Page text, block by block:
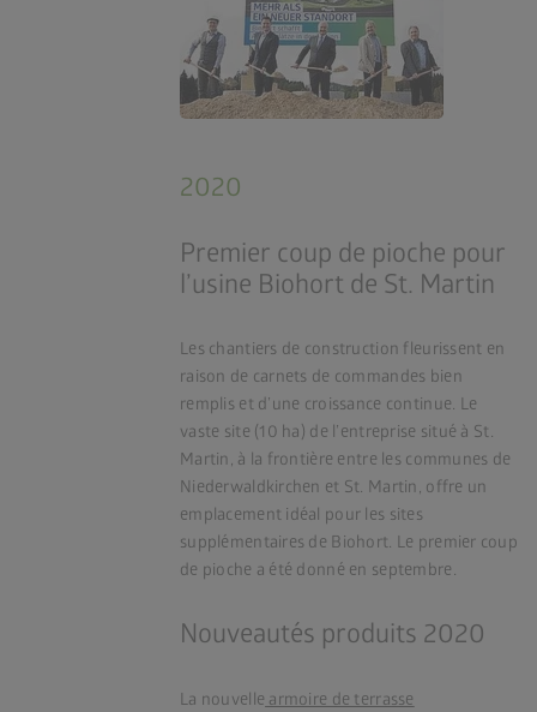
2020
Premier coup de pioche pour
l’usine Biohort de St. Martin
Les chantiers de construction fleurissent en
raison de carnets de commandes bien
remplis et d’une croissance continue. Le
vaste site (10 ha) de l’entreprise situé à St.
Martin, à la frontière entre les communes de
Niederwaldkirchen et St. Martin, offre un
emplacement idéal pour les sites
supplémentaires de Biohort. Le premier coup
de pioche a été donné en septembre.
Nouveautés produits 2020
La nouvelle armoire de terrasse